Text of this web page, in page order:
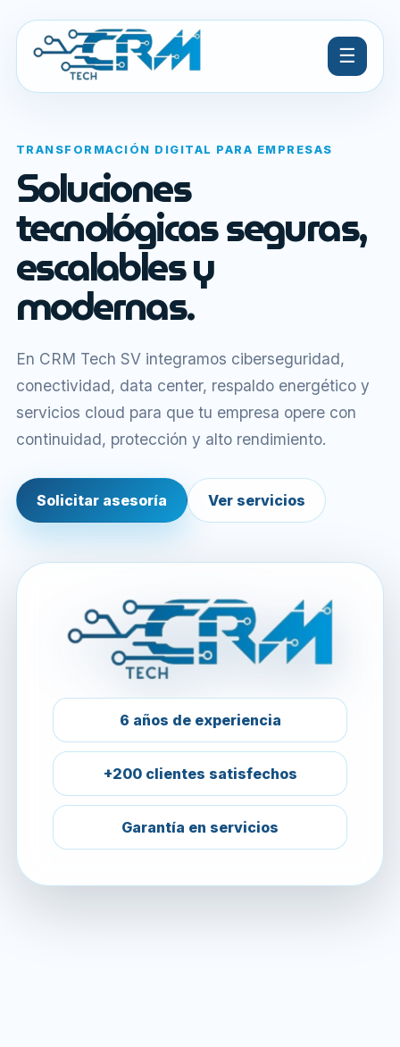
☰
TRANSFORMACIÓN DIGITAL PARA EMPRESAS
Soluciones
tecnológicas seguras,
escalables y
modernas.
En CRM Tech SV integramos ciberseguridad,
conectividad, data center, respaldo energético y
servicios cloud para que tu empresa opere con
continuidad, protección y alto rendimiento.
Solicitar asesoría Ver servicios
6 años de experiencia
+200 clientes satisfechos
Garantía en servicios